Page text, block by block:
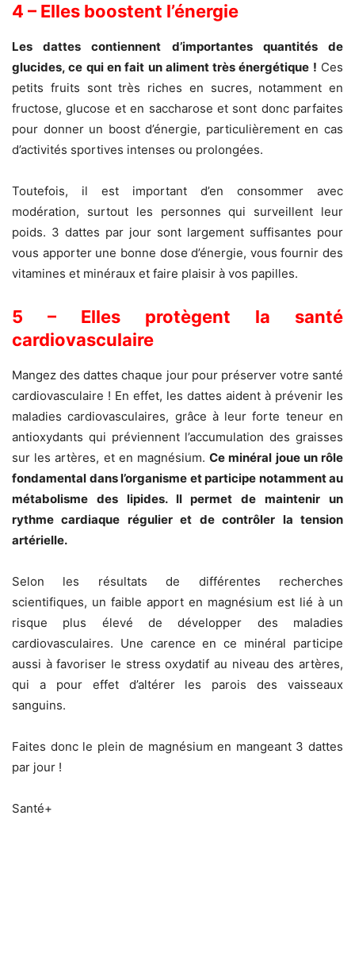
4 – Elles boostent l’énergie
Les dattes contiennent d’importantes quantités de
glucides, ce qui en fait un aliment très énergétique ! Ces
petits fruits sont très riches en sucres, notamment en
fructose, glucose et en saccharose et sont donc parfaites
pour donner un boost d’énergie, particulièrement en cas
d’activités sportives intenses ou prolongées.
Toutefois, il est important d’en consommer avec
modération, surtout les personnes qui surveillent leur
poids. 3 dattes par jour sont largement suffisantes pour
vous apporter une bonne dose d’énergie, vous fournir des
vitamines et minéraux et faire plaisir à vos papilles.
5 – Elles protègent la santé
cardiovasculaire
Mangez des dattes chaque jour pour préserver votre santé
cardiovasculaire ! En effet, les dattes aident à prévenir les
maladies cardiovasculaires, grâce à leur forte teneur en
antioxydants qui préviennent l’accumulation des graisses
sur les artères, et en magnésium.Ce minéral joue un rôle
fondamental dans l’organisme et participe notamment au
métabolisme des lipides. Il permet de maintenir un
rythme cardiaque régulier et de contrôler la tension
artérielle.
Selon les résultats de différentes recherches
scientifiques, un faible apport en magnésium est lié à un
risque plus élevé de développer des maladies
cardiovasculaires. Une carence en ce minéral participe
aussi à favoriser le stress oxydatif au niveau des artères,
qui a pour effet d’altérer les parois des vaisseaux
sanguins.
Faites donc le plein de magnésium en mangeant 3 dattes
par jour !
Santé+